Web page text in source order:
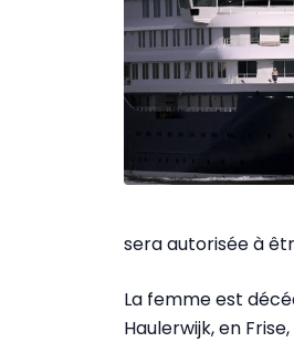
sera autorisée à
La femme est
Haulerwijk, en